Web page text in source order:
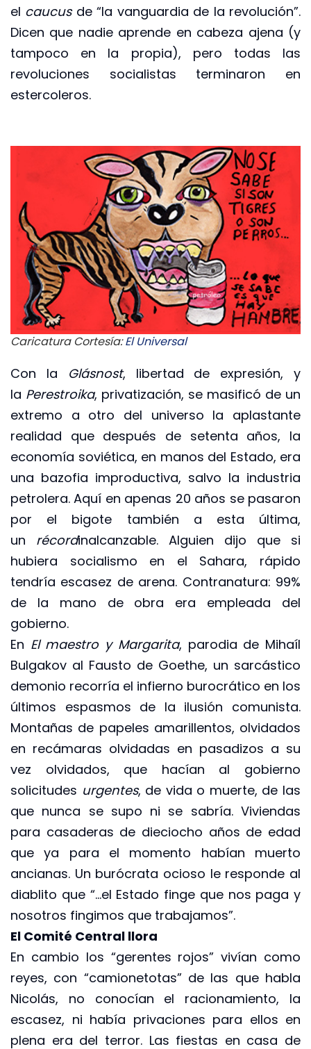
el caucusde “la vanguardia de la revolución”.
Dicen que nadie aprende en cabeza ajena (y
tampoco en la propia), pero todas las
revoluciones socialistas terminaron en
estercoleros.
Caricatura Cortesía:El Universal
Con la Glásnost, libertad de expresión, y
la Perestroika, privatización, se masificó de un
extremo a otro del universo la aplastante
realidad que después de setenta años, la
economía soviética, en manos del Estado, era
una bazofia improductiva, salvo la industria
petrolera. Aquí en apenas 20 años se pasaron
por el bigote también a esta última,
un récordinalcanzable. Alguien dijo que si
hubiera socialismo en el Sahara, rápido
tendría escasez de arena. Contranatura: 99%
de la mano de obra era empleada del
gobierno.
En El maestro y Margarita, parodia de Mihaíl
Bulgakov al Fausto de Goethe, un sarcástico
demonio recorría el infierno burocrático en los
últimos espasmos de la ilusión comunista.
Montañas de papeles amarillentos, olvidados
en recámaras olvidadas en pasadizos a su
vez olvidados, que hacían al gobierno
solicitudes urgentes, de vida o muerte, de las
que nunca se supo ni se sabría. Viviendas
para casaderas de dieciocho años de edad
que ya para el momento habían muerto
ancianas. Un burócrata ocioso le responde al
diablito que “…el Estado finge que nos paga y
nosotros fingimos que trabajamos”.
El Comité Central llora
En cambio los “gerentes rojos” vivían como
reyes, con “camionetotas” de las que habla
Nicolás, no conocían el racionamiento, la
escasez, ni había privaciones para ellos en
plena era del terror. Las fiestas en casa de